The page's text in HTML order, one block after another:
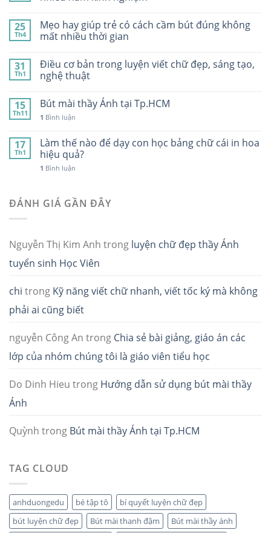
25
Th4
Mẹo hay giúp trẻ có cách cầm bút đúng không
mất nhiều thời gian
31
Th1
Điều cơ bản trong luyện viết chữ đẹp, sáng tạo,
nghệ thuật
15
Th11
Bút mài thầy Ánh tại Tp.HCM
1 Bình luận
17
Th1
Làm thế nào để dạy con học bảng chữ cái in hoa
hiệu quả?
1 Bình luận
ĐÁNH GIÁ GẦN ĐÂY
Nguyễn Thị Kim Anh trong luyện chữ đẹp thầy Ánh
tuyển sinh Học Viên
chi trong Kỹ năng viết chữ nhanh, viết tốc ký mà không
phải ai cũng biết
nguyễn Công An trong Chia sẻ bài giảng, giáo án các
lớp của nhóm chúng tôi là giáo viên tiểu học
Do Dinh Hieu trong Hướng dẫn sử dụng bút mài thầy
Ánh
Quỳnh trong Bút mài thầy Ánh tại Tp.HCM
TAG CLOUD
anhduongedu bé tập tô
bí quyết luyện chữ đẹp
bút luyện chữ đẹp
Bút mài thanh đậm
Bút mài thầy ánh